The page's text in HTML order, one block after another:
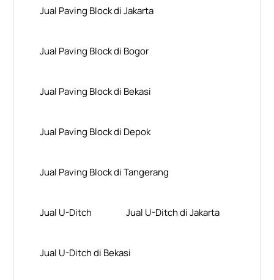
Jual Paving Block di Jakarta
Jual Paving Block di Bogor
Jual Paving Block di Bekasi
Jual Paving Block di Depok
Jual Paving Block di Tangerang
Jual U-Ditch Jual U-Ditch di Jakarta
Jual U-Ditch di Bekasi